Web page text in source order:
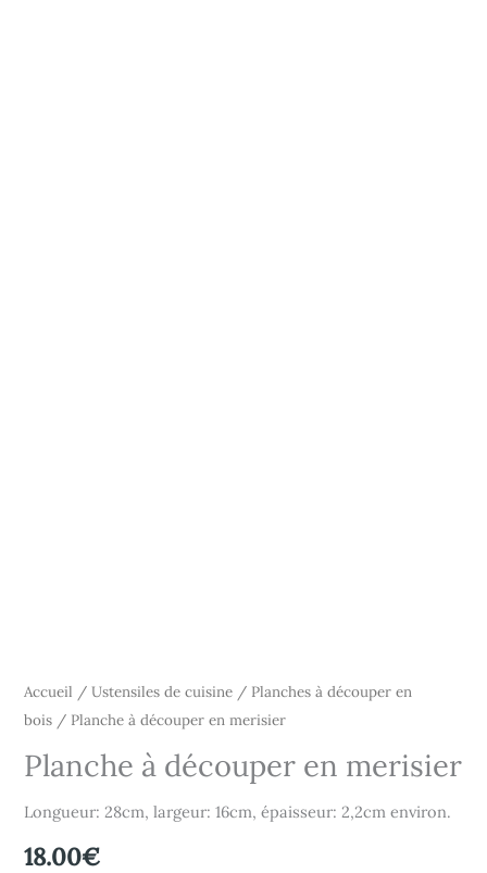
Accueil /Ustensiles de cuisine / Planches à découper en
bois / Planche à découper en merisier
Planche à découper en merisier
Longueur: 28cm, largeur: 16cm, épaisseur: 2,2cm environ.
18.00€